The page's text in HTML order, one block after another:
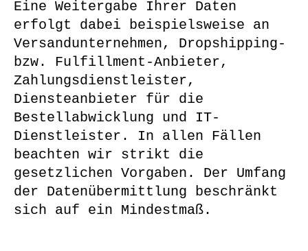
Eine Weitergabe Ihrer Daten
erfolgt dabei beispielsweise an
Versandunternehmen, Dropshipping-
bzw. Fulfillment-Anbieter,
Zahlungsdienstleister,
Diensteanbieter für die
Bestellabwicklung und IT-
Dienstleister. In allen Fällen
beachten wir strikt die
gesetzlichen Vorgaben. Der Umfang
der Datenübermittlung beschränkt
sich auf ein Mindestmaß.